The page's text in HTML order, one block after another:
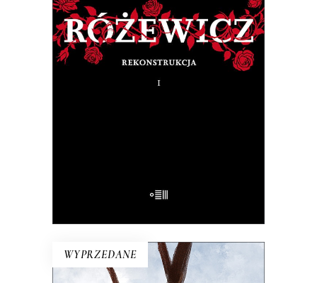
E-BOOK DO KOSZYKA
RÓŻEWICZ. REKONSTRUKCJA
(tom 1)
Na pytanie: „Kim jesteś?”, Tadeusz
Różewicz odpowiedział przed laty: „Kto
mnie uważnie czyta, ten wie”.
WYPRZEDANE